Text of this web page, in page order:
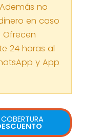
no
en caso
24 horas al
y App
COBERTURA